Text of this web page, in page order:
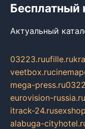
Бесплатный
Актуальный
03223.ruufille.ru
veetbox.ru
mega-press.ru
eurovision-russia.ru
itrack-24.ru
alabuga-